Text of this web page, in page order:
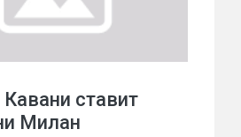
ставит
Милан